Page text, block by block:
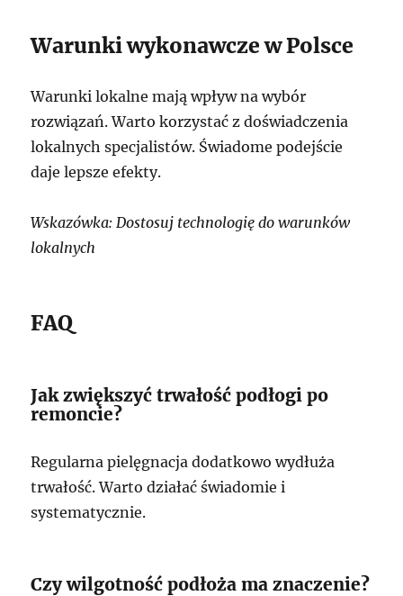
Warunki wykonawcze w Polsce
Warunki lokalne mają wpływ na wybór
rozwiązań. Warto korzystać z doświadczenia
lokalnych specjalistów. Świadome podejście
daje lepsze efekty.
Wskazówka: Dostosuj technologię do warunków
lokalnych
FAQ
Jak zwiększyć trwałość podłogi po
remoncie?
Regularna pielęgnacja dodatkowo wydłuża
trwałość. Warto działać świadomie i
systematycznie.
Czy wilgotność podłoża ma znaczenie?